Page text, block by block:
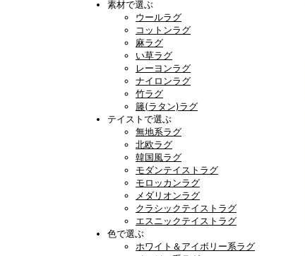
素材で選ぶ
ウールラグ
コットンラグ
麻ラグ
い草ラグ
レーヨンラグ
ナイロンラグ
竹ラグ
籐(ラタン)ラグ
テイストで選ぶ
無地系ラグ
北欧ラグ
韓国風ラグ
モダンテイストラグ
モロッカンラグ
メダリオンラグ
クラシックテイストラグ
エスニックテイストラグ
色で選ぶ
ホワイト＆アイボリー系ラグ